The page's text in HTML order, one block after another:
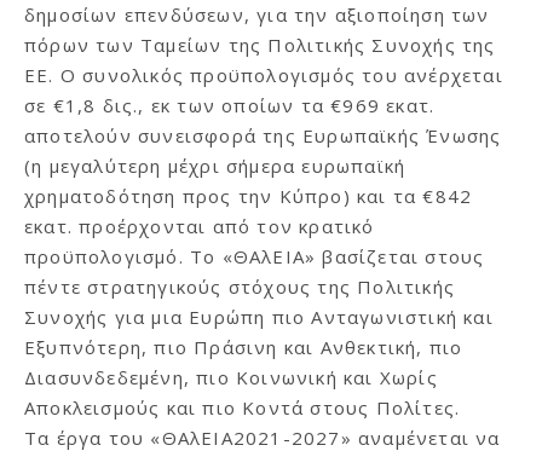
δημοσίων επενδύσεων, για την αξιοποίηση των
πόρων των Ταμείων της Πολιτικής Συνοχής της
ΕΕ. Ο συνολικός προϋπολογισμός του ανέρχεται
σε €1,8 δις., εκ των οποίων τα €969 εκατ.
αποτελούν συνεισφορά της Ευρωπαϊκής Ένωσης
(η μεγαλύτερη μέχρι σήμερα ευρωπαϊκή
χρηματοδότηση προς την Κύπρο) και τα €842
εκατ. προέρχονται από τον κρατικό
προϋπολογισμό. Το «ΘΑλΕΙΑ» βασίζεται στους
πέντε στρατηγικούς στόχους της Πολιτικής
Συνοχής για μια Ευρώπη πιο Ανταγωνιστική και
Εξυπνότερη, πιο Πράσινη και Ανθεκτική, πιο
Διασυνδεδεμένη, πιο Κοινωνική και Χωρίς
Αποκλεισμούς και πιο Κοντά στους Πολίτες.
Τα έργα του «ΘΑλΕΙΑ2021-2027» αναμένεται να